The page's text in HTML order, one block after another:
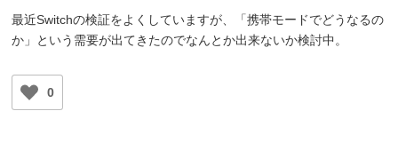
最近Switchの検証をよくしていますが、「携帯モードでどうなるの
か」という需要が出てきたのでなんとか出来ないか検討中。
0